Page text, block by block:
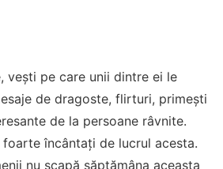
vești pe care unii dintre ei le
de dragoste, flirturi, primești
de la persoane râvnite.
foarte încântați de lucrul acesta.
nu scapă săptămâna aceasta